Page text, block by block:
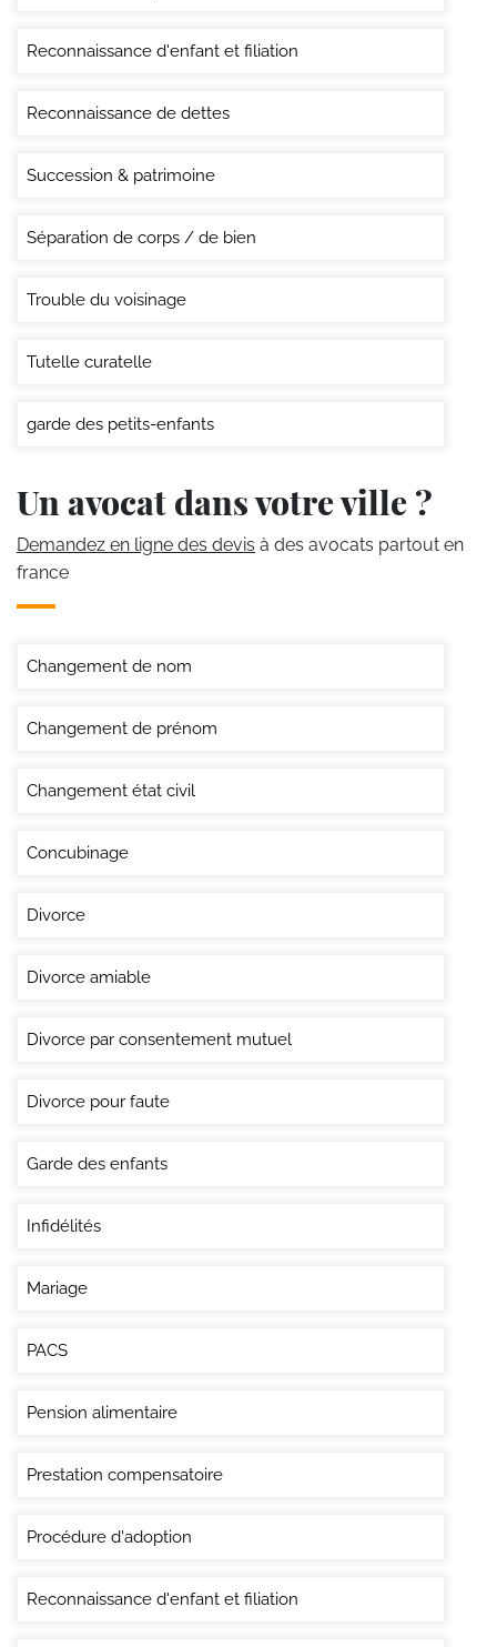
Reconnaissance d'enfant et filiation
Reconnaissance de dettes
Succession & patrimoine
Séparation de corps / de bien
Trouble du voisinage
Tutelle curatelle
garde des petits-enfants
Un avocat dans votre ville ?
Demandez en ligne des devis à des avocats partout en
france
Changement de nom
Changement de prénom
Changement état civil
Concubinage
Divorce
Divorce amiable
Divorce par consentement mutuel
Divorce pour faute
Garde des enfants
Infidélités
Mariage
PACS
Pension alimentaire
Prestation compensatoire
Procédure d'adoption
Reconnaissance d'enfant et filiation